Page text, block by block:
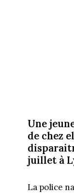
Une
de chez
juillet à
La police